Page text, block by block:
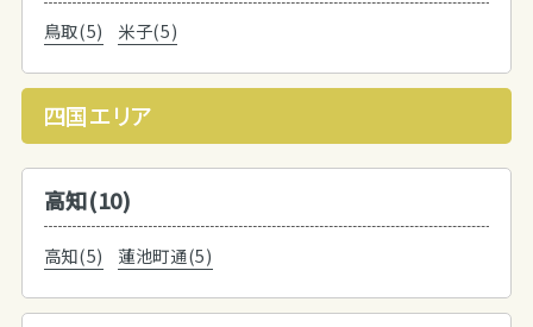
鳥取(5) 米子(5)
四国エリア
高知(10)
高知(5) 蓮池町通(5)